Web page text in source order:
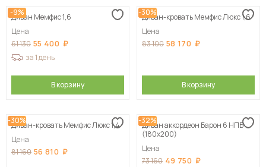
-9%
Диван Мемфис 1,6
Цена
61 130 55 400
за 1 день
В корзину
-30%
Диван-кровать Мемфис Люкс 1,6
Цена
83 100 58 170
В корзину
-30%
Диван-кровать Мемфис Люкс 1,4
Цена
81 160 56 810
-32%
Диван аккордеон Барон 6 НПБ
(180х200)
Цена
73 160 49 750